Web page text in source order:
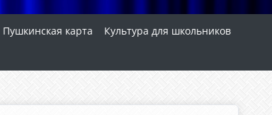
Пушкинская карта
Культура для школьников